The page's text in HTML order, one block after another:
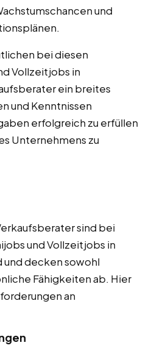
und
bei diesen
Vollzeitjobs in
ein breites
und Kenntnissen
erfolgreich zu erfüllen
Unternehmens zu
sind bei
und Vollzeitjobs in
decken sowohl
Fähigkeiten ab. Hier
an